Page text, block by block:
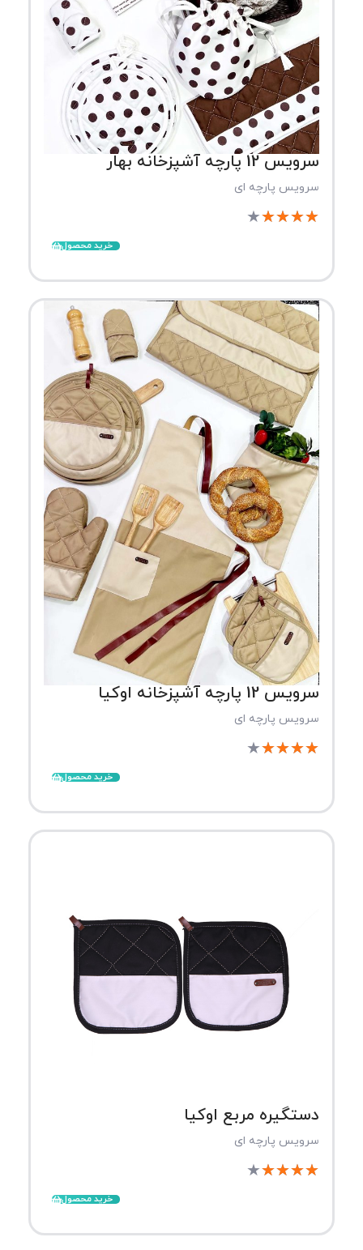
سرویس 12 پارچه آشپزخانه بهار
سرویس پارچه ای
★
★
★
★
★
خرید محصول
سرویس 12 پارچه آشپزخانه اوکیا
سرویس پارچه ای
★
★
★
★
★
خرید محصول
دستگیره مربع اوکیا
سرویس پارچه ای
★
★
★
★
★
خرید محصول